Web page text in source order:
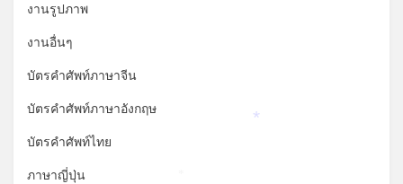
งานรูปภาพ
งานอื่นๆ
บัตรคำศัพท์ภาษาจีน
บัตรคำศัพท์ภาษาอังกฤษ
บัตรคำศัพท์ไทย
ภาษาญี่ปุ่น